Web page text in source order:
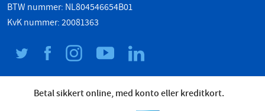
BTW nummer: NL804546654B01
KvK nummer: 20081363
Betal sikkert online, med konto eller kreditkort.